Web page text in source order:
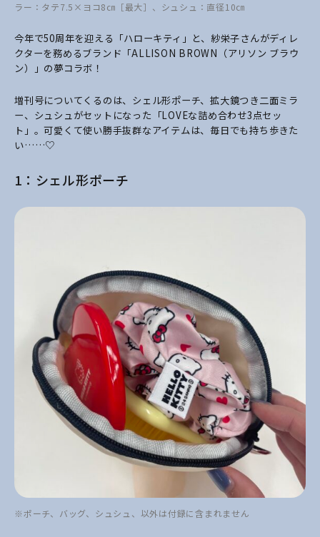
ラー：タテ7.5×ヨコ8㎝［最大］、シュシュ：直径10㎝
今年で50周年を迎える「ハローキティ」と、紗栄子さんがディレ
クターを務めるブランド「ALLISON BROWN（アリソン ブラウ
ン）」の夢コラボ！
増刊号についてくるのは、シェル形ポーチ、拡大鏡つき二面ミラ
ー、シュシュがセットになった「LOVEな詰め合わせ3点セッ
ト」。可愛くて使い勝手抜群なアイテムは、毎日でも持ち歩きた
い……♡
1：シェル形ポーチ
※ポーチ、バッグ、シュシュ、以外は付録に含まれません